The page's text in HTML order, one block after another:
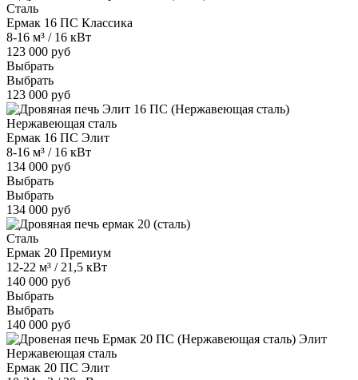
Сталь
Ермак 16 ПС Классика
8-16 м³ / 16 кВт
123 000 руб
Выбрать
Выбрать
123 000 руб
Нержавеющая сталь
Ермак 16 ПС Элит
8-16 м³ / 16 кВт
134 000 руб
Выбрать
Выбрать
134 000 руб
Сталь
Ермак 20 Премиум
12-22 м³ / 21,5 кВт
140 000 руб
Выбрать
Выбрать
140 000 руб
Нержавеющая сталь
Ермак 20 ПС Элит